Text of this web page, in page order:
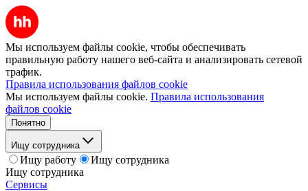
Мы используем файлы cookie, чтобы обеспечивать
правильную работу нашего веб-сайта и анализировать сетевой
трафик.
Правила использования файлов cookie
Мы используем файлы cookie. Правила использования
файлов cookie
Понятно
Ищу сотрудника
Ищу работу
Ищу сотрудника
Ищу сотрудника
Сервисы